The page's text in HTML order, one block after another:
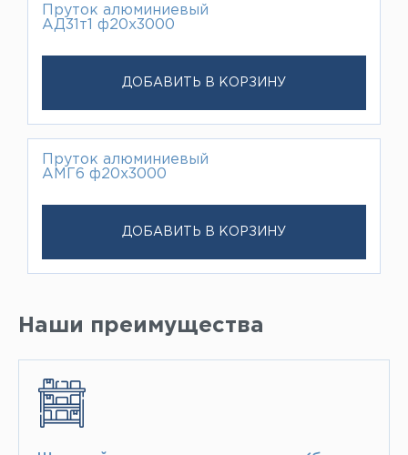
Пруток алюминиевый
АД31т1 ф20х3000
ДОБАВИТЬ В КОРЗИНУ
Пруток алюминиевый
АМГ6 ф20х3000
ДОБАВИТЬ В КОРЗИНУ
Наши преимущества